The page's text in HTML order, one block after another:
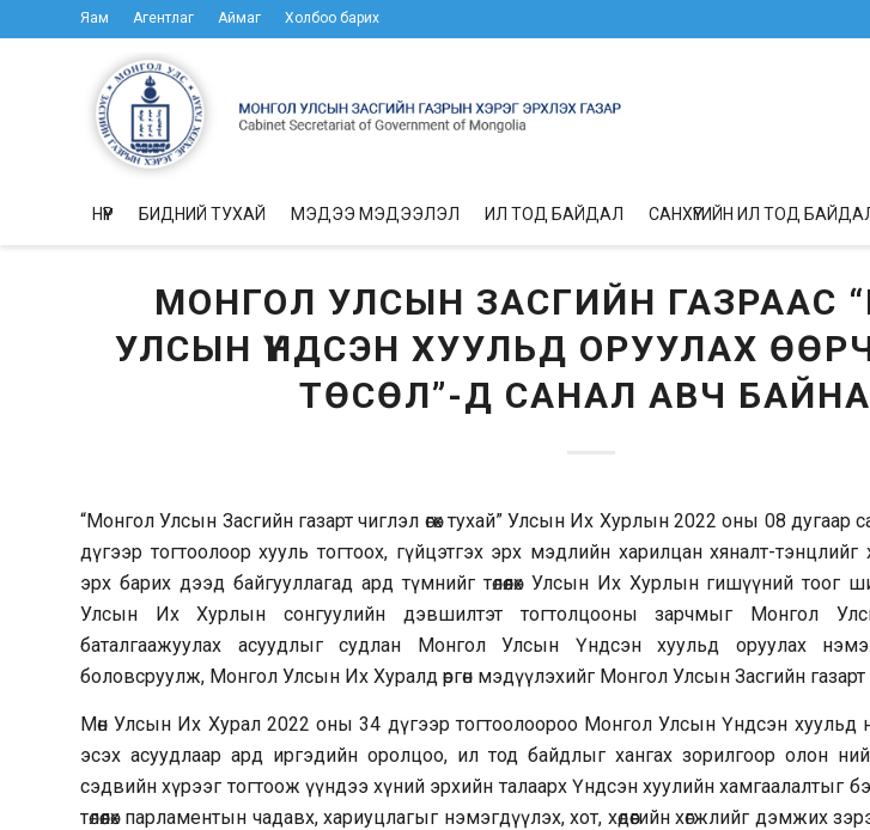
Яам Агентлаг Аймаг Холбоо барих
НҮҮР БИДНИЙ ТУХАЙ МЭДЭЭ МЭДЭЭЛЭЛ ИЛ ТОД БАЙДАЛ САНХҮҮГИЙН ИЛ ТОД
МОНГОЛ УЛСЫН ЗАСГИЙН ГАЗРААС
УЛСЫН ҮНДСЭН ХУУЛЬД ОРУУЛАХ
ТӨСӨЛ”-Д САНАЛ АВЧ
“Монгол Улсын Засгийн газарт чиглэл өгөх тухай” Улсын Их Хурлын 2022 оны 08 дугаар
дүгээр тогтоолоор хууль тогтоох, гүйцэтгэх эрх мэдлийн харилцан хяналт-тэнцлийг
эрх барих дээд байгууллагад ард түмнийг төлөөлөх Улсын Их Хурлын гишүүний тоог
Улсын Их Хурлын сонгуулийн дэвшилтэт тогтолцооны зарчмыг Монгол
баталгаажуулах асуудлыг судлан Монгол Улсын Үндсэн хуульд оруулах нэмэлт,
боловсруулж, Монгол Улсын Их Хуралд өргөн мэдүүлэхийг Монгол Улсын Засгийн газарт
Мөн Улсын Их Хурал 2022 оны 34 дүгээр тогтоолоороо Монгол Улсын Үндсэн хуульд
эсэх асуудлаар ард иргэдийн оролцоо, ил тод байдлыг хангах зорилгоор олон
сэдвийн хүрээг тогтоож үүндээ хүний эрхийн талаарх Үндсэн хуулийн хамгаалалтыг
төлөөлөх парламентын чадавх, хариуцлагыг нэмэгдүүлэх, хот, хөдөөгийн хөгжлийг дэмжих